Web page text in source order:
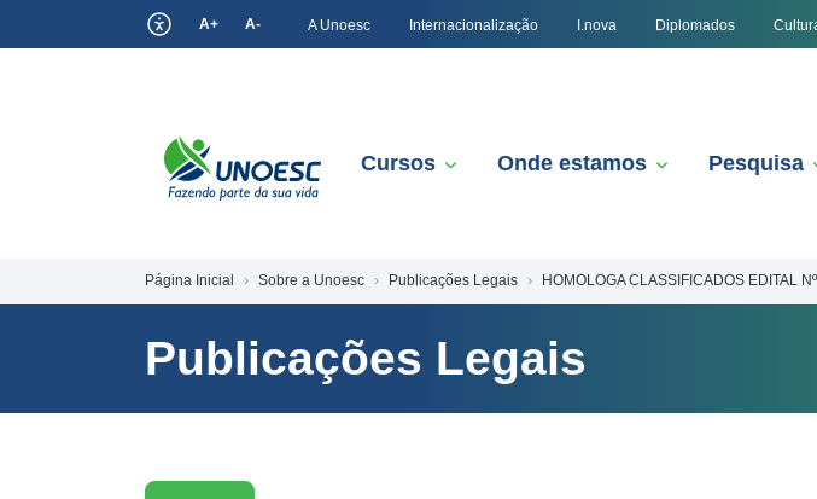
A+ A- A Unoesc Internacionalização I.nova Diplomados
Cursos Onde estamos Pesquisa
Página Inicial Sobre a Unoesc Publicações Legais HOMOLOGA CLASSIFICADOS EDITAL
Publicações Legais